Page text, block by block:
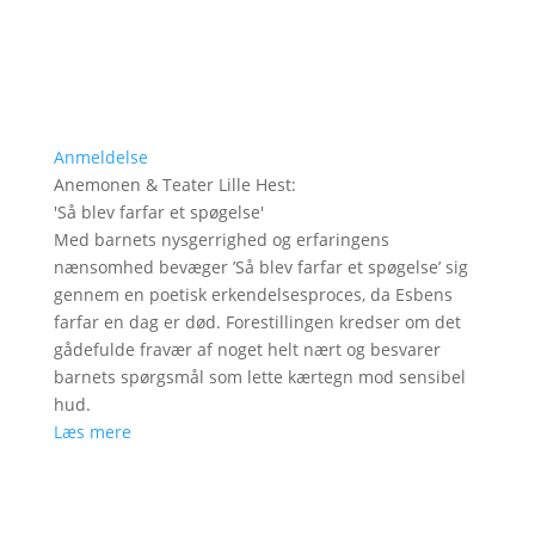
Anmeldelse
Anemonen & Teater Lille Hest:
'Så blev farfar et spøgelse'
Med barnets nysgerrighed og erfaringens
nænsomhed bevæger ’Så blev farfar et spøgelse’ sig
gennem en poetisk erkendelsesproces, da Esbens
farfar en dag er død. Forestillingen kredser om det
gådefulde fravær af noget helt nært og besvarer
barnets spørgsmål som lette kærtegn mod sensibel
hud.
Læs mere